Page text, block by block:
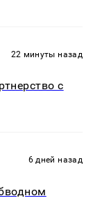
22 минуты назад
с
6 дней назад